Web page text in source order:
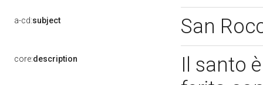
a-cd:subject San
core:description
Il santo